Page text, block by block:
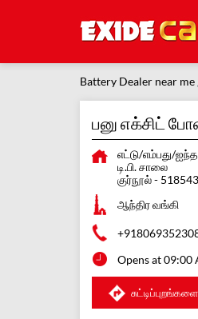
Battery Dealer near me
பனு எக்சிட்
எட்டு/எம்பது/
டி.பி. சாலை
குர்நூல்- 518543
ஆந்திர வங்கி
Opens at 09:00